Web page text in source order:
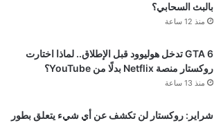
بالبث السحابي؟
منذ 12 ساعة
GTA 6 تدخل هوليوود قبل الإطلاق.. لماذا اختارت
روكستار منصة Netflix بدلًا من YouTube؟
منذ 13 ساعة
شراير: روكستار لن تكشف عن أي شيء يتعلق بطور